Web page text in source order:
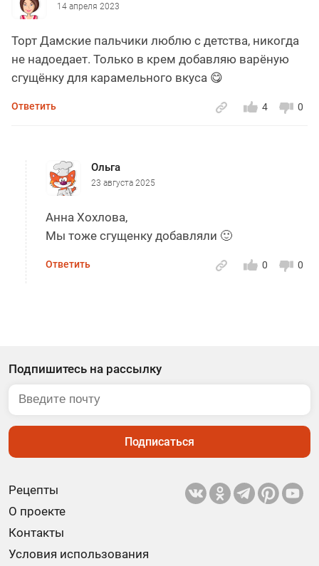
14 апреля 2023
Торт Дамские пальчики люблю с детства, никогда
не надоедает. Только в крем добавляю варёную
сгущёнку для карамельного вкуса 😋
0
4
Ответить
Ольга
23 августа 2025
Анна Хохлова,
Мы тоже сгущенку добавляли 🙂
0
0
Ответить
Рецепты
О проекте
Контакты
Условия использования
Подпишитесь на рассылку
Подписаться